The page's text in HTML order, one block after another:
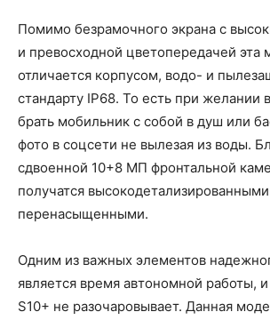
Помимо безрамочного экрана с
и превосходной цветопередачей эта
отличается корпусом, водо- и
стандарту IP68. То есть при желании
брать мобильник с собой в душ или
фото в соцсети не вылезая из воды.
сдвоенной 10+8 МП фронтальной
получатся
перенасыщенными.
Одним из важных элементов
является время автономной работы,
S10+ не разочаровывает. Данная